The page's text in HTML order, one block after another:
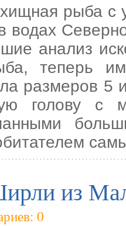
рыба с
водах
анализ
теперь
размеров
голову с
из
0